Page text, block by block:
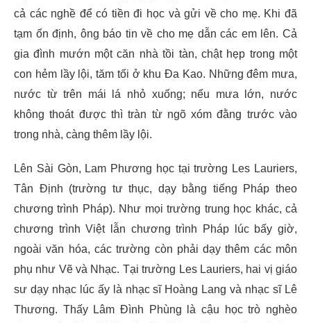
cả các nghề để có tiền đi học và gửi về cho mẹ. Khi đã
tạm ổn định, ông báo tin về cho mẹ dẫn các em lên. Cả
gia đình mướn một căn nhà tồi tàn, chật hẹp trong một
con hẻm lầy lội, tăm tối ở khu Đa Kao. Những đêm mưa,
nước từ trên mái lá nhỏ xuống; nếu mưa lớn, nước
không thoát được thì tràn từ ngõ xóm đằng trước vào
trong nhà, càng thêm lầy lội.
Lên Sài Gòn, Lam Phương học tại trường Les Lauriers,
Tân Định (trường tư thục, dạy bằng tiếng Pháp theo
chương trình Pháp). Như mọi trường trung học khác, cả
chương trình Việt lẫn chương trình Pháp lúc bấy giờ,
ngoài văn hóa, các trường còn phải dạy thêm các môn
phụ như Vẽ và Nhạc. Tại trường Les Lauriers, hai vị giáo
sư dạy nhạc lúc ấy là nhạc sĩ Hoàng Lang và nhạc sĩ Lê
Thương. Thấy Lâm Đình Phùng là cậu học trò nghèo